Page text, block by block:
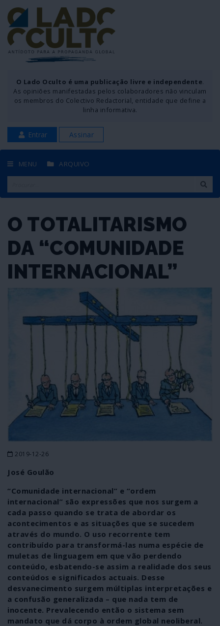
O Lado Oculto é uma publicação livre e independente.
As opiniões manifestadas pelos colaboradores não vinculam
os membros do Colectivo Redactorial, entidade que define a
linha informativa.
Entrar Assinar
MENU ARQUIVO
O TOTALITARISMO
DA “COMUNIDADE
INTERNACIONAL”
2019-12-26
José Goulão
“Comunidade internacional” e “ordem
internacional” são expressões que nos surgem a
cada passo quando se trata de abordar os
acontecimentos e as situações que se sucedem
através do mundo. O uso recorrente tem
contribuído para transformá-las numa espécie de
muletas de linguagem em que vão perdendo
conteúdo, esbatendo-se assim a realidade dos seus
conteúdos e significados actuais. Desse
desvanecimento surgem múltiplas interpretações e
a confusão generalizada – que nada tem de
inocente. Prevalecendo então o sistema sem
mandato que dá corpo à ordem global neoliberal.